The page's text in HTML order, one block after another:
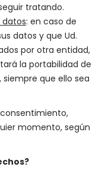
tratando.
datos: en caso de
datos y que Ud.
por otra entidad,
la portabilidad de
que ello sea
momento, según